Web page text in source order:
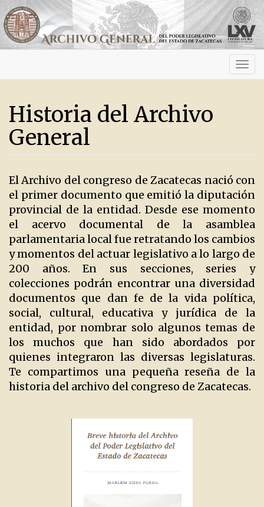
Historia del Archivo
General
El Archivo del congreso de Zacatecas nació con
el primer documento que emitió la diputación
provincial de la entidad. Desde ese momento
el acervo documental de la asamblea
parlamentaria local fue retratando los cambios
y momentos del actuar legislativo a lo largo de
200 años. En sus secciones, series y
colecciones podrán encontrar una diversidad
documentos que dan fe de la vida política,
social, cultural, educativa y jurídica de la
entidad, por nombrar solo algunos temas de
los muchos que han sido abordados por
quienes integraron las diversas legislaturas.
Te compartimos una pequeña reseña de la
historia del archivo del congreso de Zacatecas.